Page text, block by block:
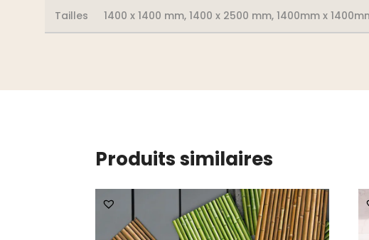
Tailles 1400 x 1400 mm, 1400 x 2500 mm, 1400mm x
Produits similaires